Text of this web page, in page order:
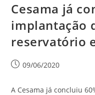
Cesama já
implantação
reservatório
09/06/2020
A Cesama já concluiu